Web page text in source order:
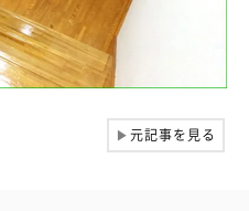
▶元記事を見る